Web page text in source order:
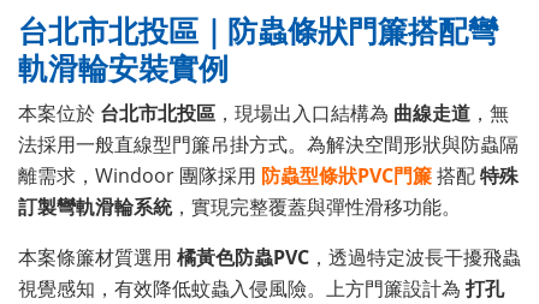
台北市北投區｜防蟲條狀門簾搭配彎
軌滑輪安裝實例
本案位於 台北市北投區 ，現場出入口結構為 曲線走道 ，無
法採用一般直線型門簾吊掛方式。為解決空間形狀與防蟲隔
離需求，Windoor 團隊採用 防蟲型條狀PVC門簾搭配特殊
訂製彎軌滑輪系統，實現完整覆蓋與彈性滑移功能。
本案條簾材質選用 橘黃色防蟲PVC ，透過特定波長干擾飛蟲
視覺感知，有效降低蚊蟲入侵風險。上方門簾設計為 打孔